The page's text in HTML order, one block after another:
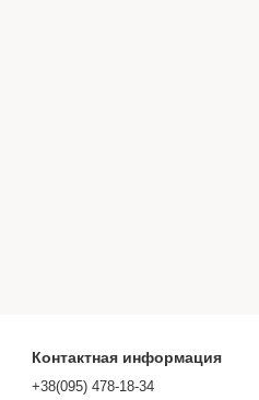
Контактная информация
+38(095) 478-18-34